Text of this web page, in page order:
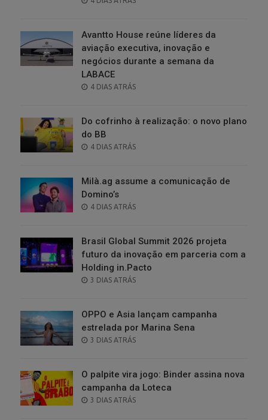
Avantto House reúne líderes da
aviação executiva, inovação e
negócios durante a semana da
LABACE
POSTED
4 DIAS ATRÁS
Do cofrinho à realização: o novo plano
do BB
POSTED
4 DIAS ATRÁS
Milà.ag assume a comunicação de
Domino’s
POSTED
4 DIAS ATRÁS
Brasil Global Summit 2026 projeta
futuro da inovação em parceria com a
Holding in.Pacto
POSTED
3 DIAS ATRÁS
OPPO e Asia lançam campanha
estrelada por Marina Sena
POSTED
3 DIAS ATRÁS
O palpite vira jogo: Binder assina nova
campanha da Loteca
POSTED
3 DIAS ATRÁS